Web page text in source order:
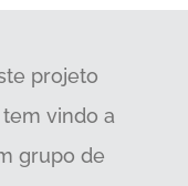
projeto
vindo a
grupo de